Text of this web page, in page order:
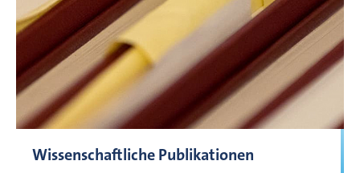
Wissenschaftliche Publikationen